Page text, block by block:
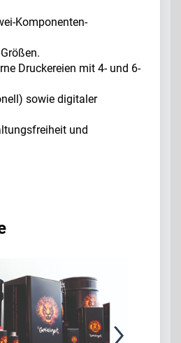
Komponenten-
Druckereien mit 4- und 6-
sowie digitaler
und